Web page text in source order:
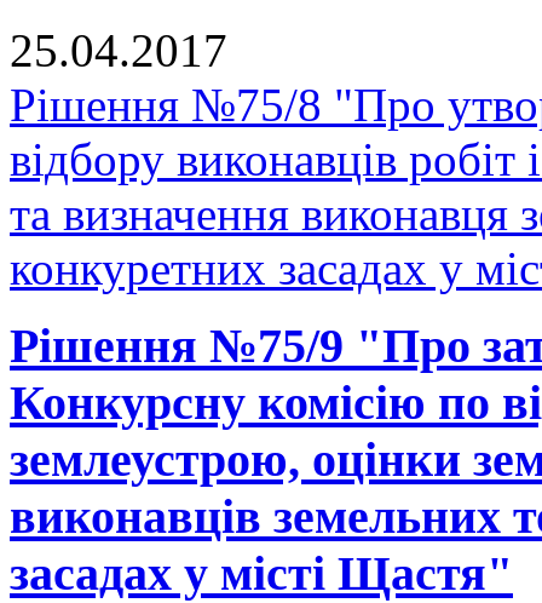
25.04.2017
Рішення №75/8 "Про
відбору виконавців
та визначення виконавця
конкуретних засадах у
Рішення №75/9 "Про
Конкурсну комісію по
землеустрою, оцінки
виконавців земельних
засадах у місті Щастя"